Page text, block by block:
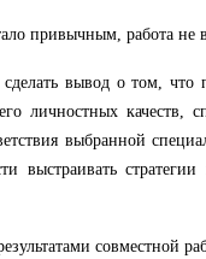
привычным, работа не
вывод о том, что
личностных качеств,
выбранной
выстраивать
совместной